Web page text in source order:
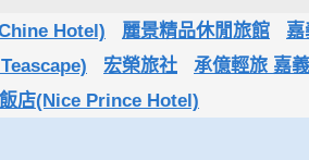
Hotel) 麗景精品休閒旅館
宏榮旅社
承億輕旅 嘉
店(Nice Prince Hotel)